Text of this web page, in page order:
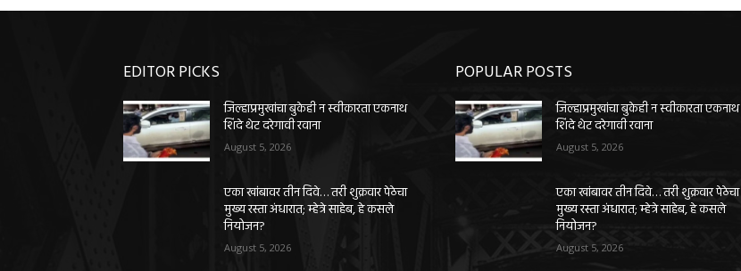
EDITOR PICKS
जिल्हाप्रमुखांचा बुकेही न स्वीकारता एकनाथ
शिंदे थेट दरेगावी रवाना
August 5, 2026
एका खांबावर तीन दिवे… तरी शुक्रवार पेठेचा
मुख्य रस्ता अंधारात; म्हेत्रे साहेब, हे कसले
नियोजन?
August 5, 2026
POPULAR POSTS
जिल्हाप्रमुखांचा बुकेही न स्वीकारता एकनाथ
शिंदे थेट दरेगावी रवाना
August 5, 2026
एका खांबावर तीन दिवे… तरी शुक्रवार पेठेचा
मुख्य रस्ता अंधारात; म्हेत्रे साहेब, हे कसले
नियोजन?
August 5, 2026